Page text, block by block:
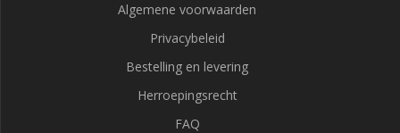
Algemene voorwaarden
Privacybeleid
Bestelling en levering
Herroepingsrecht
FAQ